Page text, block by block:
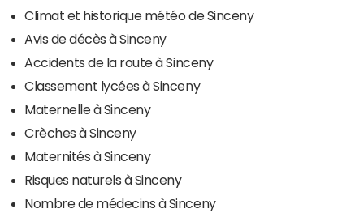
Climat et historique météo de Sinceny
Avis de décès à Sinceny
Accidents de la route à Sinceny
Classement lycées à Sinceny
Maternelle à Sinceny
Crèches à Sinceny
Maternités à Sinceny
Risques naturels à Sinceny
Nombre de médecins à Sinceny